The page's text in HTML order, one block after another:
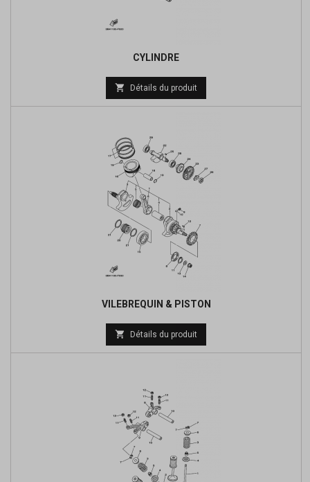
CYLINDRE
Prix
de
 Détails du produit
VILEBREQUIN & PISTON
 Détails du produit